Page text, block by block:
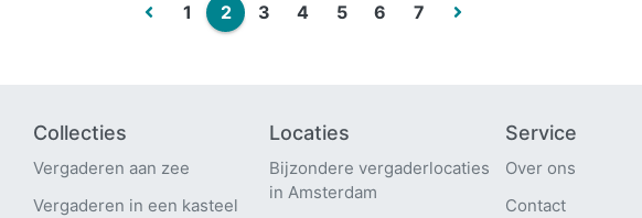
1 2 3 4 5 6 7
Collecties
Vergaderen aan zee
Vergaderen in een kasteel
Locaties
Bijzondere vergaderlocaties
in Amsterdam
Service
Over ons
Contact